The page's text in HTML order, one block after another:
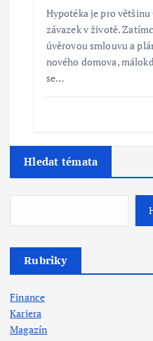
Hypotéka je pro
závazek v životě.
úvěrovou smlouvu a
nového domova,
se…
Hledat témata
Rubriky
Finance
Kariera
Magazín